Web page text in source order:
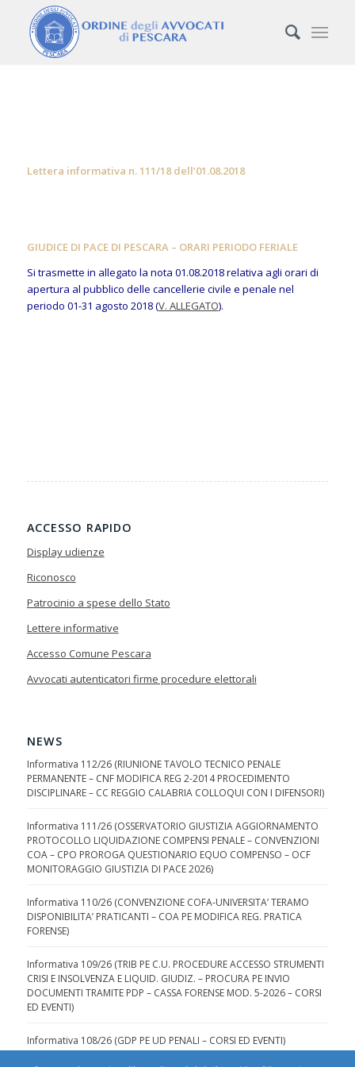
Lettera informativa n. 111/18 dell’01.08.2018
GIUDICE DI PACE DI PESCARA – ORARI PERIODO FERIALE
Si trasmette in allegato la nota 01.08.2018 relativa agli orari di
apertura al pubblico delle cancellerie civile e penale nel
periodo 01-31 agosto 2018 (V. ALLEGATO).
ACCESSO RAPIDO
Display udienze
Riconosco
Patrocinio a spese dello Stato
Lettere informative
Accesso Comune Pescara
Avvocati autenticatori firme procedure elettorali
NEWS
Informativa 112/26 (RIUNIONE TAVOLO TECNICO PENALE
PERMANENTE – CNF MODIFICA REG 2-2014 PROCEDIMENTO
DISCIPLINARE – CC REGGIO CALABRIA COLLOQUI CON I DIFENSORI)
Informativa 111/26 (OSSERVATORIO GIUSTIZIA AGGIORNAMENTO
PROTOCOLLO LIQUIDAZIONE COMPENSI PENALE – CONVENZIONI
COA – CPO PROROGA QUESTIONARIO EQUO COMPENSO – OCF
MONITORAGGIO GIUSTIZIA DI PACE 2026)
Informativa 110/26 (CONVENZIONE COFA-UNIVERSITA’ TERAMO
DISPONIBILITA’ PRATICANTI – COA PE MODIFICA REG. PRATICA
FORENSE)
Informativa 109/26 (TRIB PE C.U. PROCEDURE ACCESSO STRUMENTI
CRISI E INSOLVENZA E LIQUID. GIUDIZ. – PROCURA PE INVIO
DOCUMENTI TRAMITE PDP – CASSA FORENSE MOD. 5-2026 – CORSI
ED EVENTI)
Informativa 108/26 (GDP PE UD PENALI – CORSI ED EVENTI)